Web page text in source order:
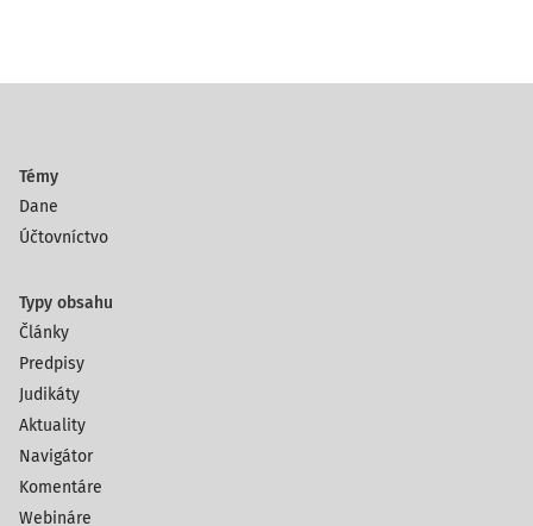
Témy
Dane
Účtovníctvo
Typy obsahu
Články
Predpisy
Judikáty
Aktuality
Navigátor
Komentáre
Webináre